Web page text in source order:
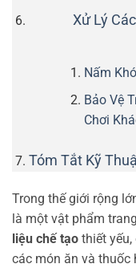
Xử Lý
Nấm
Bảo Vệ
Chơi
Tóm Tắt Kỹ
Trong thế giới rộng
là một vật phẩm
liệu chế tạo thiết
các món ăn và thuốc